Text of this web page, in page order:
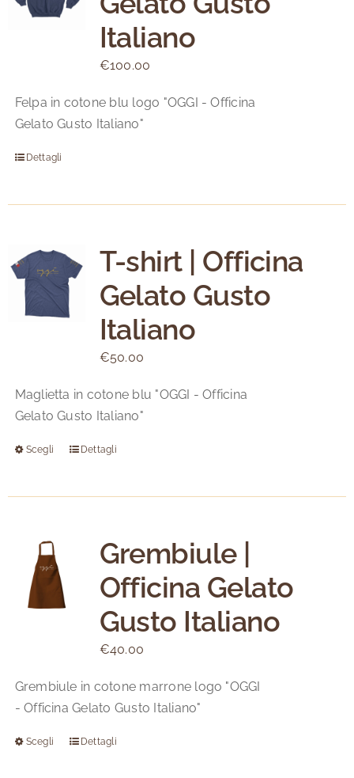
Italiano
€100.00
Felpa in cotone blu logo "OGGI - Officina
Gelato Gusto Italiano"
Dettagli
T-shirt | Officina
Gelato Gusto
Italiano
€50.00
Maglietta in cotone blu "OGGI - Officina
Gelato Gusto Italiano"
Scegli
Questo
ha
opzioni
possono
essere
scelte
pagina
del
Dettagli
Grembiule |
Officina Gelato
Gusto Italiano
€40.00
Grembiule in cotone marrone logo "OGGI
- Officina Gelato Gusto Italiano"
Scegli
Questo
Dettagli